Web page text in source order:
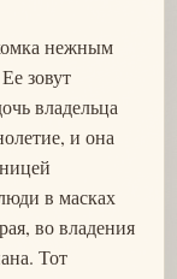
нежным
зовут
владельца
и она
в масках
во владения
Тот